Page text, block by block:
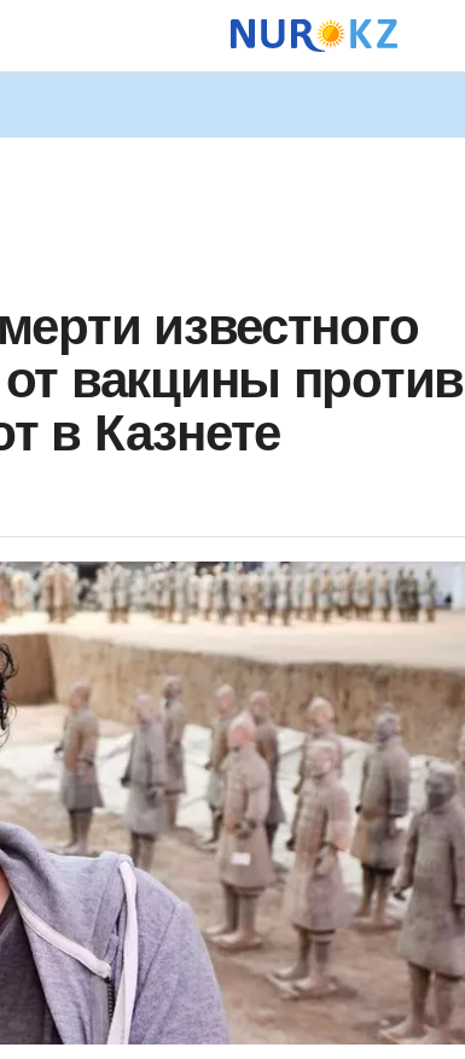
известного
вакцины против
в Казнете